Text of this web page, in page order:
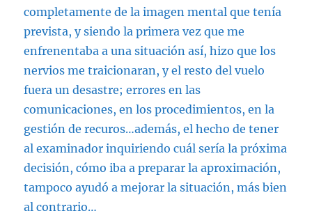
completamente de la imagen mental que tenía
prevista, y siendo la primera vez que me
enfrenentaba a una situación así, hizo que los
nervios me traicionaran, y el resto del vuelo
fuera un desastre; errores en las
comunicaciones, en los procedimientos, en la
gestión de recuros…además, el hecho de tener
al examinador inquiriendo cuál sería la próxima
decisión, cómo iba a preparar la aproximación,
tampoco ayudó a mejorar la situación, más bien
al contrario…